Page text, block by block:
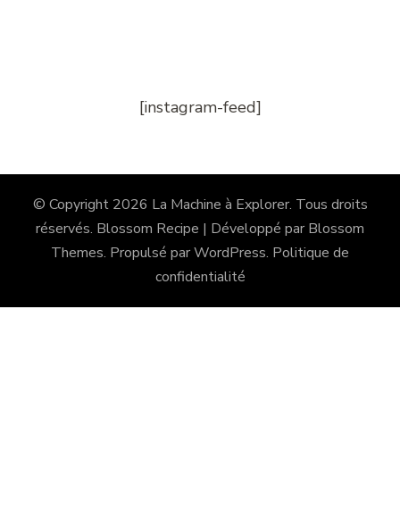
[instagram-feed]
© Copyright 2026 La Machine à Explorer. Tous droits
réservés. Blossom Recipe | Développé par Blossom
Themes. Propulsé parWordPress. Politique de
confidentialité